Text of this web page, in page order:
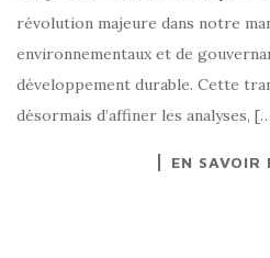
révolution majeure dans notre
environnementaux et de
développement durable. Cette
désormais d’affiner les analyses,
EN SAVOIR